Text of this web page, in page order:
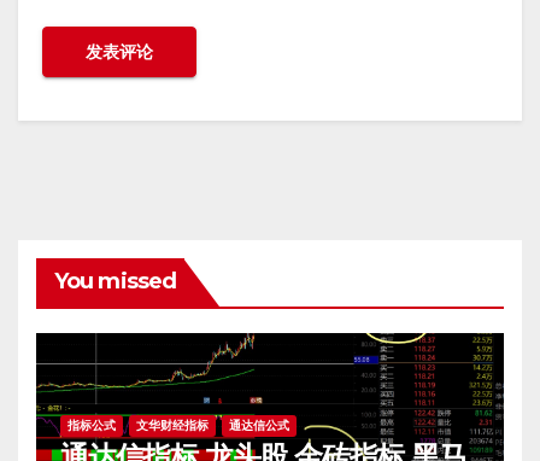
You missed
指标公式 文华财经指标 通达信公式